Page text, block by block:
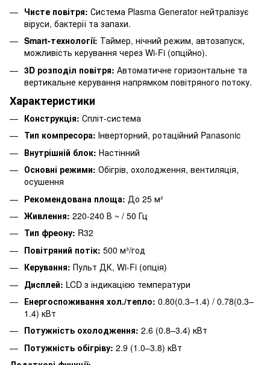
Чисте повітря: Система Plasma Generator нейтралізує
віруси, бактерії та запахи.
Smart-технології: Таймер, нічний режим, автозапуск,
можливість керування через Wi-Fi (опційно).
3D розподіл повітря: Автоматичне горизонтальне та
вертикальне керування напрямком повітряного потоку.
Характеристики
Конструкція: Спліт-система
Тип компресора: Інверторний, ротаційний Panasonic
Внутрішній блок: Настінний
Основні режими: Обігрів, охолодження, вентиляція,
осушення
Рекомендована площа: До 25 м²
Живлення: 220-240 В ~ / 50 Гц
Тип фреону: R32
Повітряний потік: 500 м³/год
Керування: Пульт ДК, Wi-Fi (опція)
Дисплей: LCD з індикацією температури
Енергоспоживання хол./тепло: 0.80(0.3–1.4) / 0.78(0.3–
1.4) кВт
Потужність охолодження: 2.6 (0.8–3.4) кВт
Потужність обігріву: 2.9 (1.0–3.8) кВт